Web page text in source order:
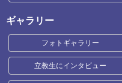
ギャラリー
フォトギャラリー
立教生にインタビュー